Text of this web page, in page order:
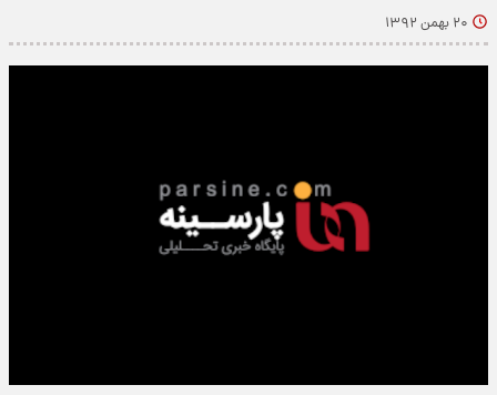
۲۰ بهمن ۱۳۹۲